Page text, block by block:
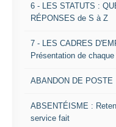
6 - LES STATUTS :
RÉPONSES de S à Z
7 - LES CADRES
Présentation de
ABANDON DE POSTE
ABSENTÉISME :
service fait